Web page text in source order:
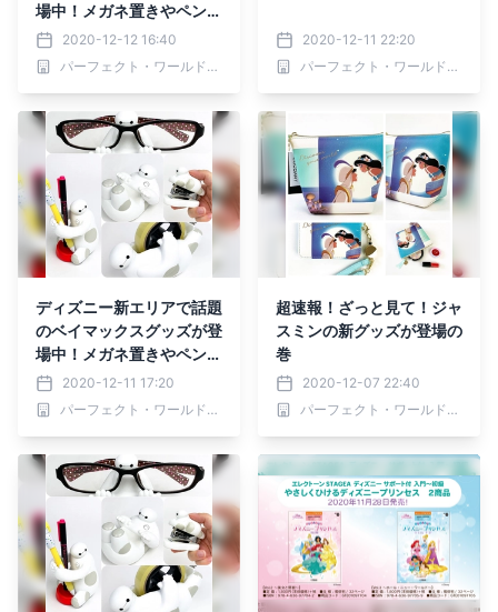
場中！メガネ置きやペン立
て、ホッチキスまで♪♪
2020-12-12 16:40
パーフェクト・ワールド株式会社
2020-12-11 22:20
パーフェクト・ワールド株式会社
ディズニー新エリアで話題
のベイマックスグッズが登
場中！メガネ置きやペン立
て、ホッチキスまで♪♪
2020-12-11 17:20
パーフェクト・ワールド株式会社
超速報！ざっと見て！ジャ
スミンの新グッズが登場の
巻
2020-12-07 22:40
パーフェクト・ワールド株式会社